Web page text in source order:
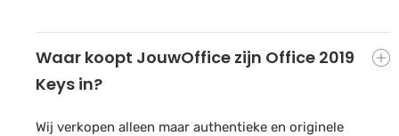
Waar koopt JouwOffice zijn Office 2019
Keys in?
Wij verkopen alleen maar authentieke en originele